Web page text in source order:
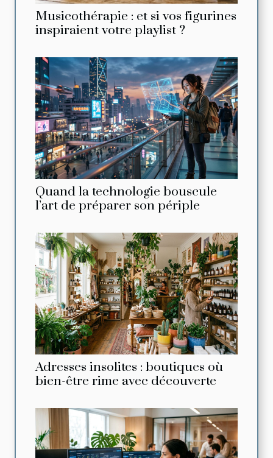
Musicothérapie : et si vos figurines
inspiraient votre playlist ?
Quand la technologie bouscule
l’art de préparer son périple
Adresses insolites : boutiques où
bien-être rime avec découverte